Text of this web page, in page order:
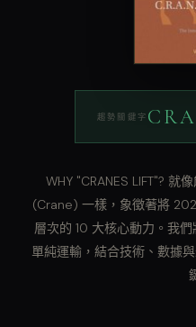
趨勢關鍵字
WHY "CRANES LIFT"? 就
(Crane) 一樣，象徵著將
層次的 10 大核心動力。我們
單純運輸，結合技術、數據